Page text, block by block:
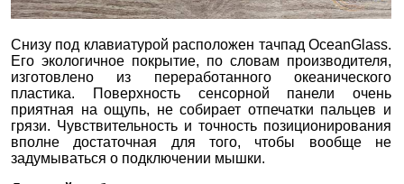
Снизу под клавиатурой расположен тачпад OceanGlass.
Его экологичное покрытие, по словам производителя,
изготовлено из переработанного океанического
пластика. Поверхность сенсорной панели очень
приятная на ощупь, не собирает отпечатки пальцев и
грязи. Чувствительность и точность позиционирования
вполне достаточная для того, чтобы вообще не
задумываться о подключении мышки.